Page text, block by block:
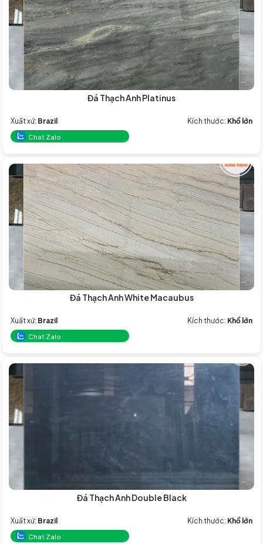
Đá Thạch Anh Platinus
Xuất xứ: Brazil Kích thước: Khổ lớn
Chat Zalo
Đá Thạch Anh White Macaubus
Xuất xứ: Brazil Kích thước: Khổ lớn
Chat Zalo
Đá Thạch Anh Double Black
Xuất xứ: Brazil Kích thước: Khổ lớn
Chat Zalo